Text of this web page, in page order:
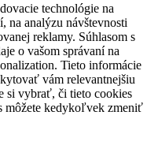
technológie na
na analýzu návštevnosti
reklamy. Súhlasom s
o vašom správaní na
Tieto informácie
vám relevantnejšiu
si vybrať, či tieto cookies
môžete kedykoľvek zmeniť